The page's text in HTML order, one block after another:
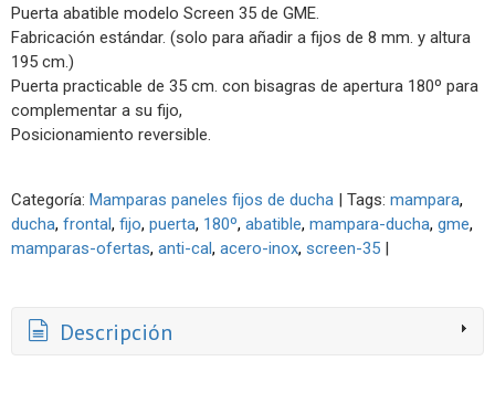
Puerta abatible modelo Screen 35 de GME.
Fabricación estándar. (solo para añadir a fijos de 8 mm. y altura
195 cm.)
Puerta practicable de 35 cm. con bisagras de apertura 180º para
complementar a su fijo,
Posicionamiento reversible.
Categoría: Mamparas paneles fijos de ducha | Tags: mampara
ducha frontal fijo puerta 180º abatible mampara-ducha gme
mamparas-ofertas anti-cal acero-inox screen-35 |
Descripción